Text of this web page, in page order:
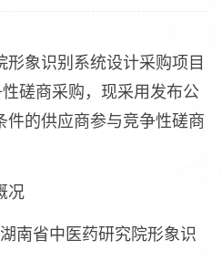
象识别系统设计采购项目
磋商采购，现采用发布公
件的供应商参与竞争性磋商
况
省中医药研究院形象识